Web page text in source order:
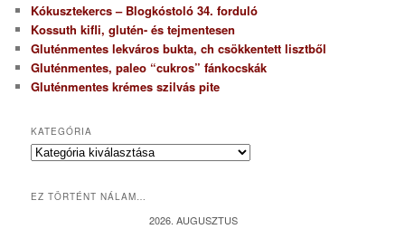
Kókusztekercs – Blogkóstoló 34. forduló
Kossuth kifli, glutén- és tejmentesen
Gluténmentes lekváros bukta, ch csökkentett lisztből
Gluténmentes, paleo “cukros” fánkocskák
Gluténmentes krémes szilvás pite
KATEGÓRIA
K
e
EZ TÖRTÉNT NÁLAM…
2026. AUGUSZTUS